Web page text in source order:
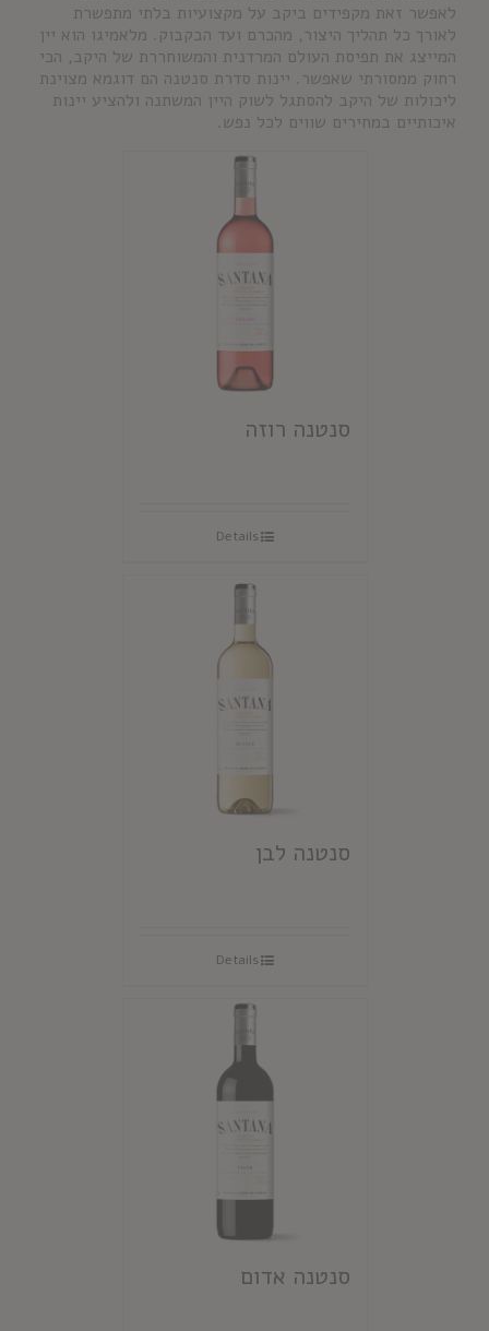
לאפשר זאת מקפידים ביקב על מקצועיות בלתי מתפשרת
לאורך כל תהליך היצור, מהכרם ועד הבקבוק. מלאמיגו הוא יין
המייצג את תפיסת העולם המרדנית והמשוחררת של היקב, הכי
רחוק ממסורתי שאפשר. יינות סדרת סנטנה הם דוגמא מצוינת
ליכולות של היקב להסתגל לשוק היין המשתנה ולהציע יינות
איכותיים במחירים שווים לכל נפש.
סנטנה רוזה
Details
סנטנה לבן
Details
סנטנה אדום